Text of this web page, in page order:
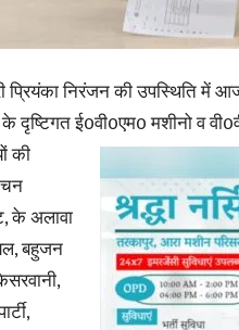
प्रियंका निरंजन की उपस्थिति
दृष्टिगत ई0वी0एम0मशीनो व
की
के अलावा
बहुजन